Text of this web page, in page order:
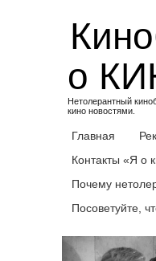
о
Нетолерантный
кино новостями.
Главная
Контакты «Я о
Почему
Посоветуйте,